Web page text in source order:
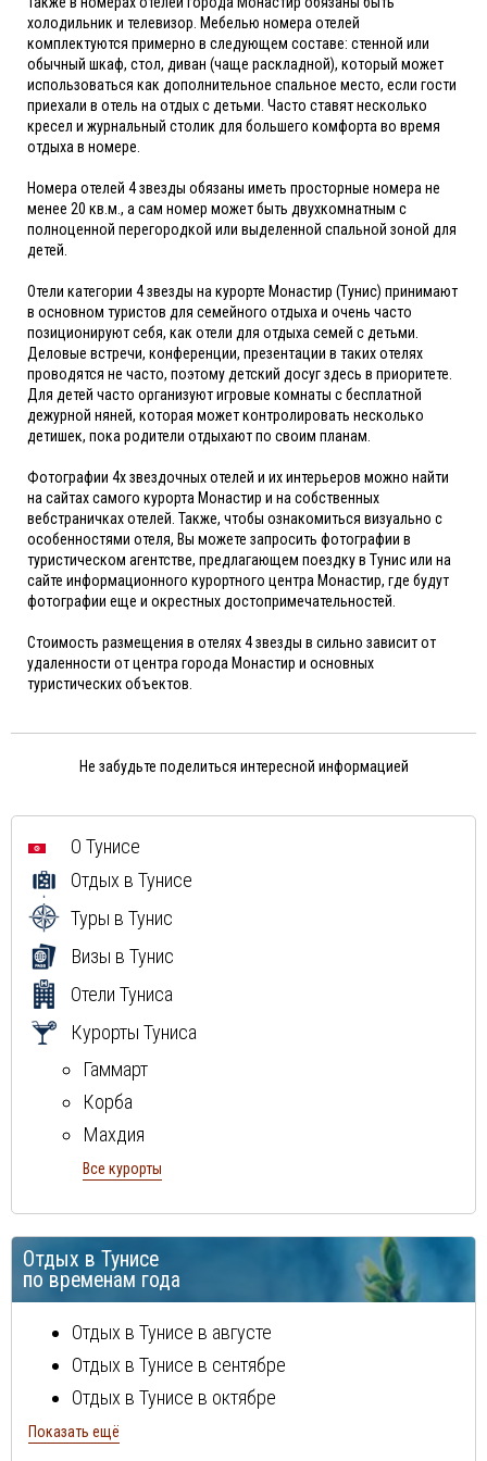
холодильник и телевизор. Мебелью номера отелей
комплектуются примерно в следующем составе: стенной или
обычный шкаф, стол, диван (чаще раскладной), который может
использоваться как дополнительное спальное место, если гости
приехали в отель на отдых с детьми. Часто ставят несколько
кресел и журнальный столик для большего комфорта во время
отдыха в номере.
Номера отелей 4 звезды обязаны иметь просторные номера не
менее 20 кв.м., а сам номер может быть двухкомнатным с
полноценной перегородкой или выделенной спальной зоной для
детей.
Отели категории 4 звезды на курорте Монастир (Тунис) принимают
в основном туристов для семейного отдыха и очень часто
позиционируют себя, как отели для отдыха семей с детьми.
Деловые встречи, конференции, презентации в таких отелях
проводятся не часто, поэтому детский досуг здесь в приоритете.
Для детей часто организуют игровые комнаты с бесплатной
дежурной няней, которая может контролировать несколько
детишек, пока родители отдыхают по своим планам.
Фотографии 4х звездочных отелей и их интерьеров можно найти
на сайтах самого курорта Монастир и на собственных
вебстраничках отелей. Также, чтобы ознакомиться визуально с
особенностями отеля, Вы можете запросить фотографии в
туристическом агентстве, предлагающем поездку в Тунис или на
сайте информационного курортного центра Монастир, где будут
фотографии еще и окрестных достопримечательностей.
Стоимость размещения в отелях 4 звезды в сильно зависит от
удаленности от центра города Монастир и основных
туристических объектов.
Не забудьте поделиться интересной информацией
О Тунисе
Отдых в Тунисе
Туры в Тунис
Визы в Тунис
Отели Туниса
Курорты Туниса
Гаммарт
Корба
Махдия
Монастир
остров Джерба
Сусс
Хаммамет
Все курорты
Отдых в Тунисе
по временам года
Отдых в Тунисе в августе
Отдых в Тунисе в сентябре
Отдых в Тунисе в октябре
Отдых в Тунисе в ноябре
Показать ещё